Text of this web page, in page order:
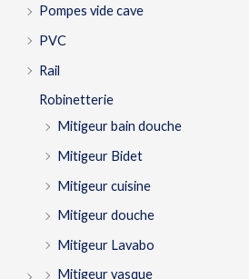
Pompes vide cave
PVC
Rail
Robinetterie
Mitigeur bain douche
Mitigeur Bidet
Mitigeur cuisine
Mitigeur douche
Mitigeur Lavabo
Mitigeur vasque